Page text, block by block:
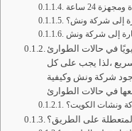
24 ساعة
إلى شركة ونش؟
إلى شركة ونش
في حالات الطوارئ
،لذا يجب على كل
شركة ونش وكيفية
في حالات الطوارئ
ونشات الكويت؟
على الطريق؟